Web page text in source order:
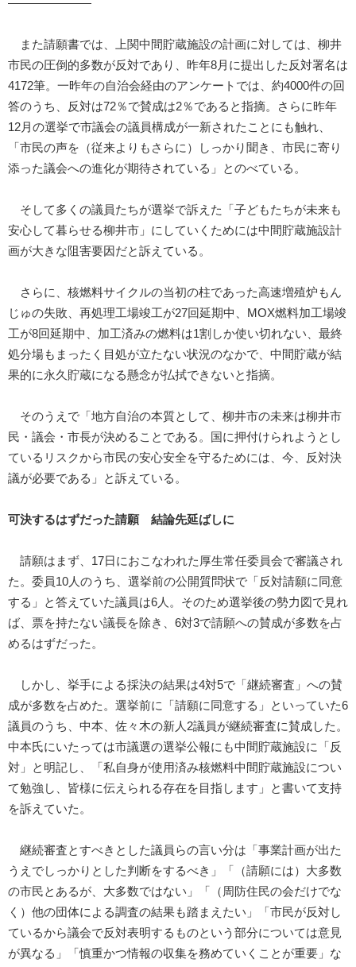
―――――――
また請願書では、上関中間貯蔵施設の計画に対しては、柳井
市民の圧倒的多数が反対であり、昨年8月に提出した反対署名は
4172筆。一昨年の自治会経由のアンケートでは、約4000件の回
答のうち、反対は72％で賛成は2％であると指摘。さらに昨年
12月の選挙で市議会の議員構成が一新されたことにも触れ、
「市民の声を（従来よりもさらに）しっかり聞き、市民に寄り
添った議会への進化が期待されている」とのべている。
そして多くの議員たちが選挙で訴えた「子どもたちが未来も
安心して暮らせる柳井市」にしていくためには中間貯蔵施設計
画が大きな阻害要因だと訴えている。
さらに、核燃料サイクルの当初の柱であった高速増殖炉もん
じゅの失敗、再処理工場竣工が27回延期中、MOX燃料加工場竣
工が8回延期中、加工済みの燃料は1割しか使い切れない、最終
処分場もまったく目処が立たない状況のなかで、中間貯蔵が結
果的に永久貯蔵になる懸念が払拭できないと指摘。
そのうえで「地方自治の本質として、柳井市の未来は柳井市
民・議会・市長が決めることである。国に押付けられようとし
ているリスクから市民の安心安全を守るためには、今、反対決
議が必要である」と訴えている。
可決するはずだった請願 結論先延ばしに
請願はまず、17日におこなわれた厚生常任委員会で審議され
た。委員10人のうち、選挙前の公開質問状で「反対請願に同意
する」と答えていた議員は6人。そのため選挙後の勢力図で見れ
ば、票を持たない議長を除き、6対3で請願への賛成が多数を占
めるはずだった。
しかし、挙手による採決の結果は4対5で「継続審査」への賛
成が多数を占めた。選挙前に「請願に同意する」といっていた6
議員のうち、中本、佐々木の新人2議員が継続審査に賛成した。
中本氏にいたっては市議選の選挙公報にも中間貯蔵施設に「反
対」と明記し、「私自身が使用済み核燃料中間貯蔵施設につい
て勉強し、皆様に伝えられる存在を目指します」と書いて支持
を訴えていた。
継続審査とすべきとした議員らの言い分は「事業計画が出た
うえでしっかりとした判断をするべき」「（請願には）大多数
の市民とあるが、大多数ではない」「（周防住民の会だけでな
く）他の団体による調査の結果も踏まえたい」「市民が反対し
ているから議会で反対表明するものという部分については意見
が異なる」「慎重かつ情報の収集を務めていくことが重要」な